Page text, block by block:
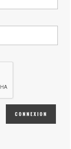
CONNEXION